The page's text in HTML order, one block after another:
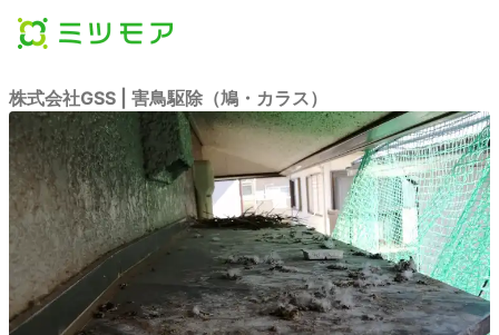
株式会社GSS | 害鳥駆除（鳩・カラス）